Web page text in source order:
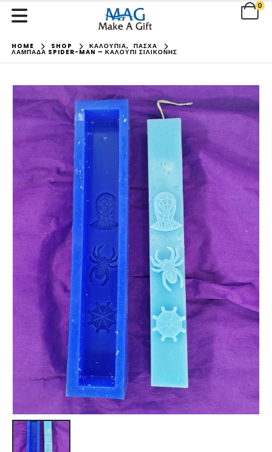
0
HOME SHOP ΚΑΛΟΥΠΙΑ, ΠΑΣΧΑ
ΛΑΜΠΑΔΑ SPIDER-MAN – ΚΑΛΟΥΠΙ ΣΙΛΙΚΟΝΗΣ